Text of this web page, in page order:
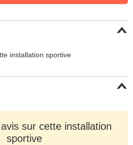
installation sportive
sur cette installation
sportive